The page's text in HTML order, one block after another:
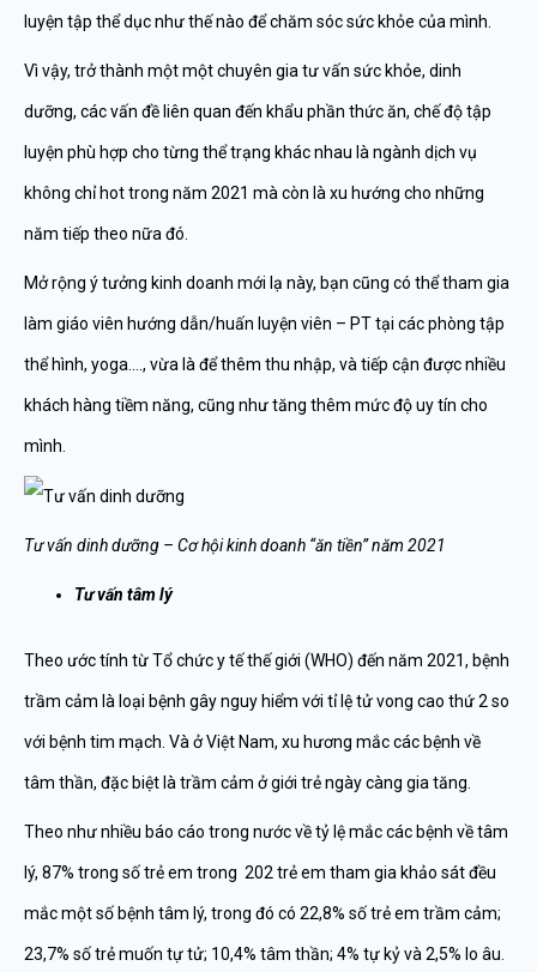
luyện tập thể dục như thế nào để chăm sóc sức khỏe của mình.
Vì vậy, trở thành một một chuyên gia tư vấn sức khỏe, dinh
dưỡng, các vấn đề liên quan đến khẩu phần thức ăn, chế độ tập
luyện phù hợp cho từng thể trạng khác nhau là ngành dịch vụ
không chỉ hot trong năm 2021 mà còn là xu hướng cho những
năm tiếp theo nữa đó.
Mở rộng ý tưởng kinh doanh mới lạ này, bạn cũng có thể tham gia
làm giáo viên hướng dẫn/huấn luyện viên – PT tại các phòng tập
thể hình, yoga…., vừa là để thêm thu nhập, và tiếp cận được nhiều
khách hàng tiềm năng, cũng như tăng thêm mức độ uy tín cho
mình.
Tư vấn dinh dưỡng – Cơ hội kinh doanh “ăn tiền” năm 2021
Tư vấn tâm lý
Theo ước tính từ Tổ chức y tế thế giới (WHO) đến năm 2021, bệnh
trầm cảm là loại bệnh gây nguy hiểm với tỉ lệ tử vong cao thứ 2 so
với bệnh tim mạch. Và ở Việt Nam, xu hương mắc các bệnh về
tâm thần, đặc biệt là trầm cảm ở giới trẻ ngày càng gia tăng.
Theo như nhiều báo cáo trong nước về tỷ lệ mắc các bệnh về tâm
lý, 87% trong số trẻ em trong 202 trẻ em tham gia khảo sát đều
mắc một số bệnh tâm lý, trong đó có 22,8% số trẻ em trầm cảm;
23,7% số trẻ muốn tự tử; 10,4% tâm thần; 4% tự kỷ và 2,5% lo âu.